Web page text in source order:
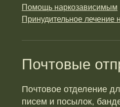
Помощь наркозависимым
Принудительное лечение
Почтовые
Почтовое отделение
писем и посылок,